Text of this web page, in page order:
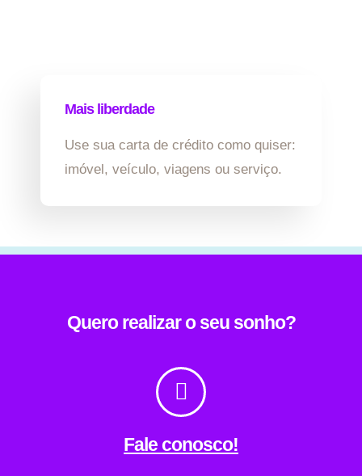
Mais liberdade
Use sua carta de crédito como quiser:
imóvel, veículo, viagens ou serviço.
Quero realizar o seu sonho?
Fale conosco!